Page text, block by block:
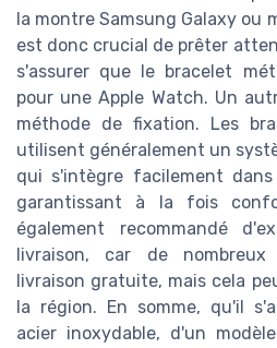
la montre Samsung Galaxy ou
est donc crucial de prêter
s'assurer que le bracelet
pour une Apple Watch. Un
méthode de fixation. Les
utilisent généralement un
qui s'intègre facilement
garantissant à la fois
également recommandé
livraison, car de
livraison gratuite, mais cela
la région. En somme, qu'il
acier inoxydable, d'un